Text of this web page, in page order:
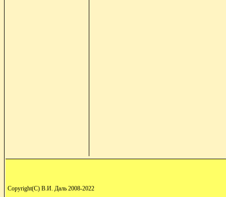
Copyright(C) В.И. Даль 2008-2022